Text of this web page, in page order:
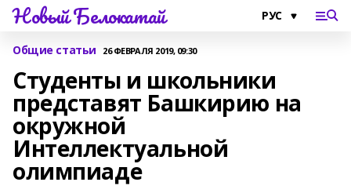
Новый Белокатай
Общие статьи 26 ФЕВРАЛЯ 2019, 09:30
Студенты и школьники
представят Башкирию на
окружной
Интеллектуальной
олимпиаде